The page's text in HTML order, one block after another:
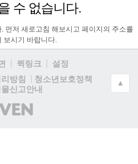
수 없습니다.
먼저 새로고침 해보시고 페이지의 주소를
보시기 바랍니다.
퀵링크
설정
방침
청소년보호정책
신고안내
(주)
인
▲